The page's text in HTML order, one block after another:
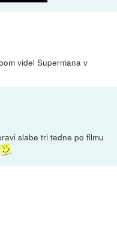
videl Supermana v
slabe tri tedne po filmu